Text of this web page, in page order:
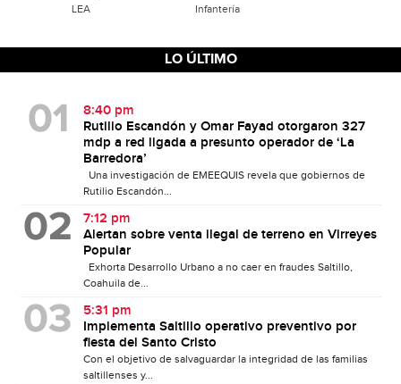
LEA
Infantería
LO ÚLTIMO
8:40 pm
Rutilio Escandón y Omar Fayad otorgaron 327
mdp a red ligada a presunto operador de ‘La
Barredora’
Una investigación de EMEEQUIS revela que gobiernos de
Rutilio Escandón...
7:12 pm
Alertan sobre venta ilegal de terreno en Virreyes
Popular
Exhorta Desarrollo Urbano a no caer en fraudes Saltillo,
Coahuila de...
5:31 pm
Implementa Saltillo operativo preventivo por
fiesta del Santo Cristo
Con el objetivo de salvaguardar la integridad de las familias
saltillenses y...